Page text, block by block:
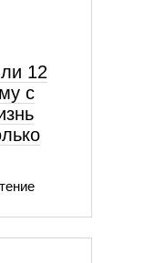
12
с